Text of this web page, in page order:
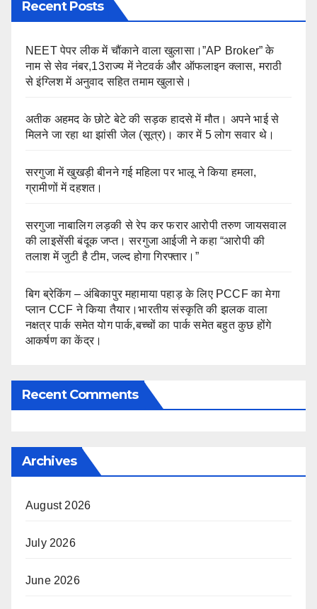
Recent Posts
NEET पेपर लीक में चौंकाने वाला खुलासा।”AP Broker” के
नाम से सेव नंबर,13राज्य में नेटवर्क और ऑफलाइन क्लास, मराठी
से इंग्लिश में अनुवाद सहित तमाम खुलासे।
अतीक अहमद के छोटे बेटे की सड़क हादसे में मौत। अपने भाई से
मिलने जा रहा था झांसी जेल (सूत्र)। कार में 5 लोग सवार थे।
सरगुजा में खुखड़ी बीनने गई महिला पर भालू ने किया हमला,
ग्रामीणों में दहशत।
सरगुजा नाबालिग लड़की से रेप कर फरार आरोपी तरुण जायसवाल
की लाइसेंसी बंदूक जप्त। सरगुजा आईजी ने कहा “आरोपी की
तलाश में जुटी है टीम, जल्द होगा गिरफ्तार।”
बिग ब्रेकिंग – अंबिकापुर महामाया पहाड़ के लिए PCCF का मेगा
प्लान CCF ने किया तैयार।भारतीय संस्कृति की झलक वाला
नक्षत्र पार्क समेत योग पार्क,बच्चों का पार्क समेत बहुत कुछ होंगे
आकर्षण का केंद्र।
Recent Comments
Archives
August 2026
July 2026
June 2026